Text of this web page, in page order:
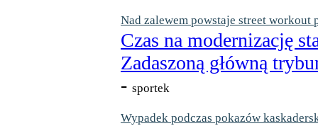
Nad zalewem powstaje street workout
Czas na modernizację
Zadaszoną główną
- sportek
Wypadek podczas pokazów